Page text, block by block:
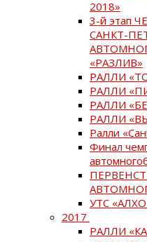
2018»
3-й этап
САНКТ-
«РАЗЛИВ»
РАЛЛИ
РАЛЛИ
РАЛЛИ
РАЛЛИ
Ралли
Финал
УТС «АЛХО
2017
РАЛЛИ